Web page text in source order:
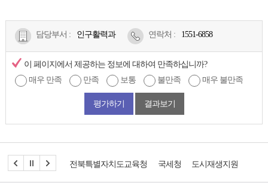
담당부서 : 인구활력과 연락처 : 1551-6858
이 페이지에서 제공하는 정보에 대하여 만족하십니까?
매우 만족
만족 보통 불만족 매우 불만족
평가하기 결과보기
전북특별자치도교육청 국세청 도시재생지원센터